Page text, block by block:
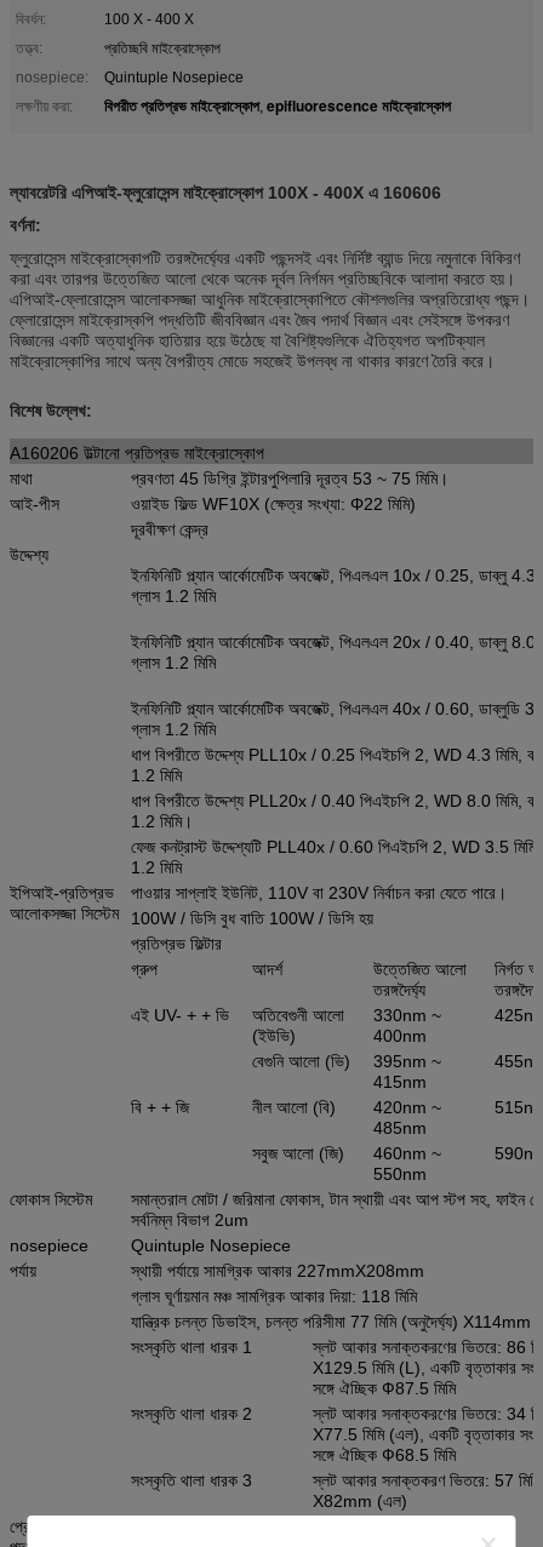
বিবর্ধন:
100 X - 400 X
তত্ত্ব:
প্রতিচ্ছবি মাইক্রোস্কোপ
nosepiece:
Quintuple Nosepiece
লক্ষণীয় করা:
বিপরীত প্রতিপ্রভ মাইক্রোস্কোপ, epifluorescence মাইক্রোস্কোপ
ল্যাবরেটরি এপিআই-ফ্লুরোসেন্স মাইক্রোস্কোপ 100X - 400X এ 160606
বর্ণনা:
ফ্লুরোসেন্স মাইক্রোস্কোপটি তরঙ্গদৈর্ঘ্যের একটি পছন্দসই এবং নির্দিষ্ট ব্যান্ড দিয়ে নমুনাকে বিকিরণ
করা এবং তারপর উত্তেজিত আলো থেকে অনেক দূর্বল নির্গমন প্রতিচ্ছবিকে আলাদা করতে হয়।
এপিআই-ফ্লোরোসেন্স আলোকসজ্জা আধুনিক মাইক্রোস্কোপিতে কৌশলগুলির অপ্রতিরোধ্য পছন্দ।
ফ্লোরোসেন্স মাইক্রোস্কপি পদ্ধতিটি জীববিজ্ঞান এবং জৈব পদার্থ বিজ্ঞান এবং সেইসঙ্গে উপকরণ
বিজ্ঞানের একটি অত্যাধুনিক হাতিয়ার হয়ে উঠেছে যা বৈশিষ্ট্যগুলিকে ঐতিহ্যগত অপটিক্যাল
মাইক্রোস্কোপির সাথে অন্য বৈপরীত্য মোডে সহজেই উপলব্ধ না থাকার কারণে তৈরি করে।
বিশেষ উল্লেখ:
A160206 উল্টানো প্রতিপ্রভ মাইক্রোস্কোপ
মাথা
প্রবণতা 45 ডিগ্রি ইন্টারপুপিলারি দূরত্ব 53 ~ 75 মিমি।
আই-পীস
ওয়াইড ফিল্ড WF10X (ক্ষেত্র সংখ্যা: Φ22 মিমি)
দূরবীক্ষণ কেন্দ্র
উদ্দেশ্য
ইনফিনিটি প্ল্যান আর্কোমেটিক অবজেক্ট, পিএলএল 10x / 0.25, ডাব্লু 4.3
গ্লাস 1.2 মিমি
ইনফিনিটি প্ল্যান আর্কোমেটিক অবজেক্ট, পিএলএল 20x / 0.40, ডাব্লু
গ্লাস 1.2 মিমি
ইনফিনিটি প্ল্যান আর্কোমেটিক অবজেক্ট, পিএলএল 40x / 0.60, ডাব্লুডি
গ্লাস 1.2 মিমি
ধাপ বিপরীতে উদ্দেশ্য PLL10x / 0.25 পিএইচপি 2, WD 4.3 মিমি,
1.2 মিমি
ধাপ বিপরীতে উদ্দেশ্য PLL20x / 0.40 পিএইচপি 2, WD 8.0 মিমি,
1.2 মিমি।
ফেজ কনট্রাস্ট উদ্দেশ্যটি PLL40x / 0.60 পিএইচপি 2, WD 3.5 মিমি,
1.2 মিমি
ইপিআই-প্রতিপ্রভ
আলোকসজ্জা সিস্টেম
পাওয়ার সাপ্লাই ইউনিট, 110V বা 230V নির্বাচন করা যেতে পারে।
100W / ডিসি বুধ বাতি 100W / ডিসি হয়
প্রতিপ্রভ ফিল্টার
গ্রুপ
আদর্শ
উত্তেজিত আলো
তরঙ্গদৈর্ঘ্য
নির্গত
এই UV- + + ভি
অতিবেগুনী আলো
(ইউভি)
330nm ~
400nm
বেগুনি আলো (ভি)
395nm ~
415nm
বি + + জি নীল আলো (বি)
420nm ~
485nm
সবুজ আলো (জি)
460nm ~
550nm
ফোকাস সিস্টেম
সমান্তরাল মোটা / জরিমানা ফোকাস, টান স্থায়ী এবং আপ স্টপ সহ, ফাইন
সর্বনিম্ন বিভাগ 2um
nosepiece
Quintuple Nosepiece
পর্যায়
স্থায়ী পর্যায়ে সামগ্রিক আকার 227mmX208mm
গ্লাস ঘূর্ণায়মান মঞ্চ সামগ্রিক আকার দিয়া: 118 মিমি
যান্ত্রিক চলন্ত ডিভাইস, চলন্ত পরিসীমা 77 মিমি (অনুদৈর্ঘ্য) X114mm
সংস্কৃতি থালা ধারক 1
স্লট আকার সনাক্তকরণের ভিতরে: 86
X129.5 মিমি (L), একটি বৃত্তাকার
সঙ্গে ঐচ্ছিক Ф87.5 মিমি
সংস্কৃতি থালা ধারক 2
স্লট আকার সনাক্তকরণের ভিতরে: 34
X77.5 মিমি (এল), একটি বৃত্তাকার
সঙ্গে ঐচ্ছিক Ф68.5 মিমি
সংস্কৃতি থালা ধারক 3
স্লট আকার সনাক্তকরণ ভিতরে: 57
X82mm (এল)
প্রেরিত আলোকসজ্জা